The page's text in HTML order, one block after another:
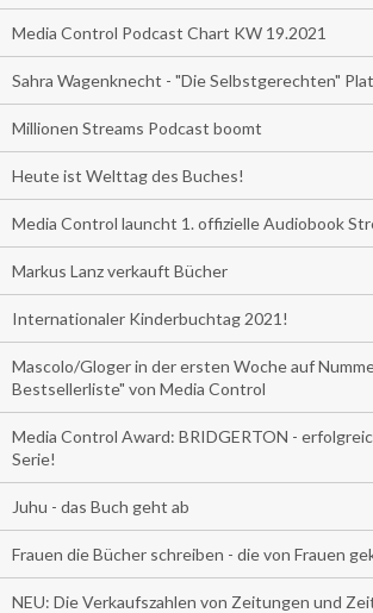
Media Control Podcast Chart KW 19.2021
Sahra Wagenknecht - "Die Selbstgerechten"
Millionen Streams Podcast boomt
Heute ist Welttag des Buches!
Media Control launcht 1. offizielle Audiobook
Markus Lanz verkauft Bücher
Internationaler Kinderbuchtag 2021!
Mascolo/Gloger in der ersten Woche auf
Bestsellerliste" von Media Control
Media Control Award: BRIDGERTON -
Serie!
Juhu - das Buch geht ab
Frauen die Bücher schreiben - die von Frauen
NEU: Die Verkaufszahlen von Zeitungen und